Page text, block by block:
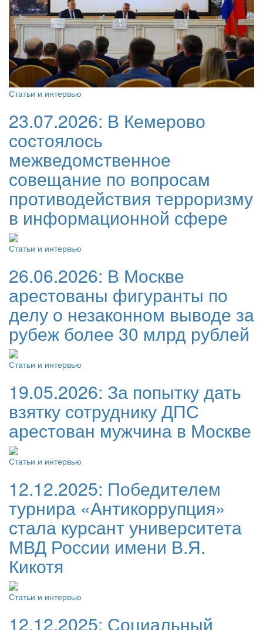
Статьи и интервью
23.07.2026: В Кемерово
состоялось
межведомственное
совещание по вопросам
противодействия терроризму
в информационной сфере
Статьи и интервью
26.06.2026: В Москве
арестованы фигуранты по
делу о незаконном выводе за
рубеж более 30 млрд рублей
Статьи и интервью
19.05.2026: За попытку дать
взятку сотруднику ДПС
арестован мужчина в Москве
Статьи и интервью
12.12.2025: Победителем
турнира «Антикоррупция»
стала курсант университета
МВД России имени В.Я.
Кикотя
Статьи и интервью
12.12.2025: Социальный